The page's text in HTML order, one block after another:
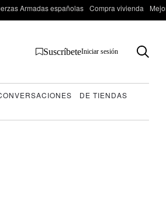
Armadas españolas Compra vivienda
SuscríbeteIniciar sesión
DE TIENDAS